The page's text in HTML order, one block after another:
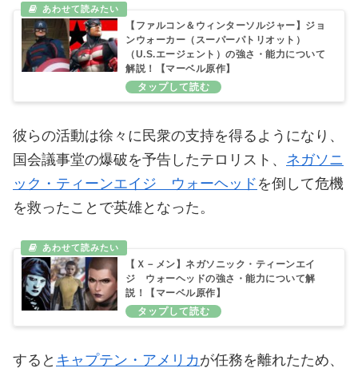
【ファルコン＆ウィンターソルジャー】ジョ
ンウォーカー（スーパーパトリオット）
（U.S.エージェント）の強さ・能力について
解説！【マーベル原作】
彼らの活動は徐々に民衆の支持を得るようになり、
国会議事堂の爆破を予告したテロリスト、 ネガソニ
ック・ティーンエイジ ウォーヘッド を倒して危機
を救ったことで英雄となった。
【Ｘ－メン】ネガソニック・ティーンエイ
ジ ウォーヘッドの強さ・能力について解
説！【マーベル原作】
すると キャプテン・アメリカが任務を離れたため、